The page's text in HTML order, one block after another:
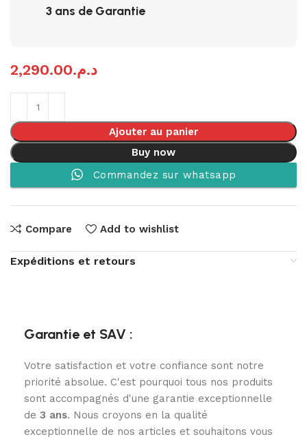
3 ans de Garantie
د.م.2,290.00
Ajouter au panier
Buy now
Commandez sur whatsapp
Compare Add to wishlist
Expéditions et retours
Garantie et SAV :
Votre satisfaction et votre confiance sont notre
priorité absolue. C'est pourquoi tous nos produits
sont accompagnés d'une garantie exceptionnelle
de 3 ans. Nous croyons en la qualité
exceptionnelle de nos articles et souhaitons vous